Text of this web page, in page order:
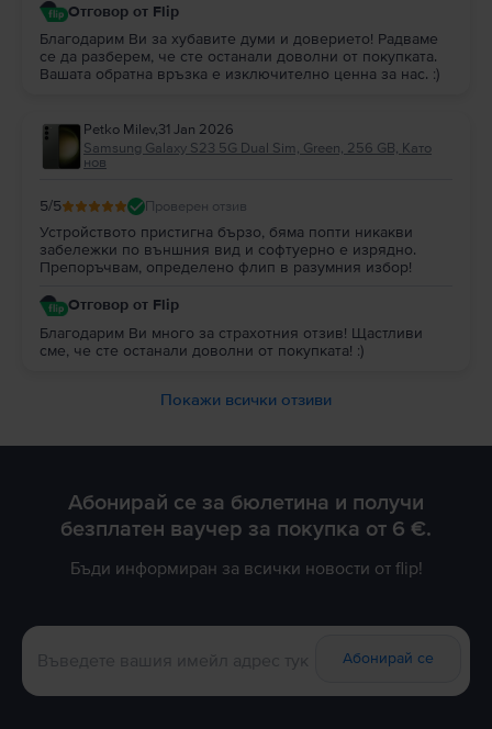
Отговор от Flip
Благодарим Ви за хубавите думи и доверието! Радваме
се да разберем, че сте останали доволни от покупката.
Вашата обратна връзка е изключително ценна за нас. :)
Petko Milev,31 Jan 2026
Samsung Galaxy S23 5G Dual Sim, Green, 256 GB, Като
нов
5/5 Проверен отзив
Устройството пристигна бързо, бяма попти никакви
забележки по външния вид и софтуерно е изрядно.
Препоръчвам, определено флип в разумния избор!
Отговор от Flip
Благодарим Ви много за страхотния отзив! Щастливи
сме, че сте останали доволни от покупката! :)
Покажи всички отзиви
Абонирай се за бюлетина и получи
безплатен ваучер за покупка от 6 €.
Бъди информиран за всички новости от flip!
Абонирай се